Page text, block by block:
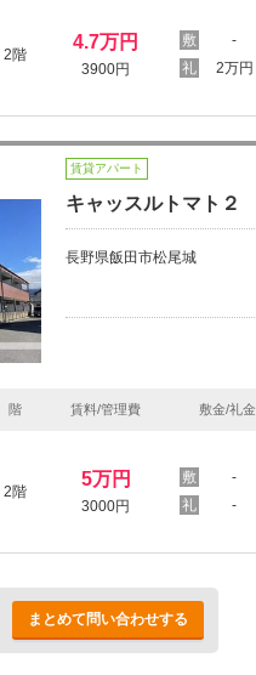
2階
4.7万円
3900円
-
2万円
賃貸アパート
キャッスルトマト２
長野県飯田市松尾城
階 賃料/管理費 敷金/礼金
2階
5万円
3000円
-
-
まとめて問い合わせする